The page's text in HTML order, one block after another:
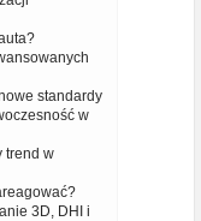
standardy
w
trend w
3D, DHI i